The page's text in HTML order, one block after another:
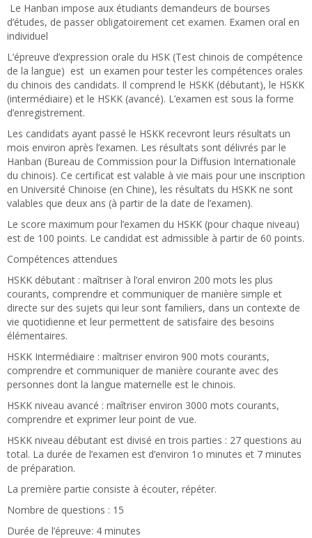
Le Hanban impose aux étudiants demandeurs de bourses
d’études, de passer obligatoirement cet examen. Examen oral en
individuel
L’épreuve d’expression orale du HSK (Test chinois de compétence
de la langue) est un examen pour tester les compétences orales
du chinois des candidats. Il comprend le HSKK (débutant), le HSKK
(intermédiaire) et le HSKK (avancé). L’examen est sous la forme
d’enregistrement.
Les candidats ayant passé le HSKK recevront leurs résultats un
mois environ après l’examen. Les résultats sont délivrés par le
Hanban (Bureau de Commission pour la Diffusion Internationale
du chinois). Ce certificat est valable à vie mais pour une inscription
en Université Chinoise (en Chine), les résultats du HSKK ne sont
valables que deux ans (à partir de la date de l’examen).
Le score maximum pour l’examen du HSKK (pour chaque niveau)
est de 100 points. Le candidat est admissible à partir de 60 points.
Compétences attendues
HSKK débutant : maîtriser à l’oral environ 200 mots les plus
courants, comprendre et communiquer de manière simple et
directe sur des sujets qui leur sont familiers, dans un contexte de
vie quotidienne et leur permettent de satisfaire des besoins
élémentaires.
HSKK Intermédiaire : maîtriser environ 900 mots courants,
comprendre et communiquer de manière courante avec des
personnes dont la langue maternelle est le chinois.
HSKK niveau avancé : maîtriser environ 3000 mots courants,
comprendre et exprimer leur point de vue.
HSKK niveau débutant est divisé en trois parties : 27 questions au
total. La durée de l’examen est d’environ 1o minutes et 7 minutes
de préparation.
La première partie consiste à écouter, répéter.
Nombre de questions : 15
Durée de l’épreuve: 4 minutes